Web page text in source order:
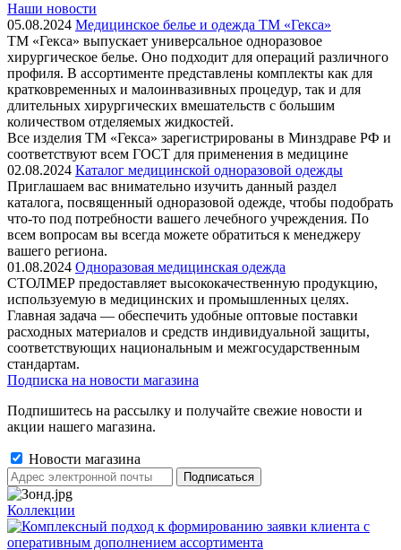
Наши новости
05.08.2024 Медицинское белье и одежда ТМ «Гекса»
ТМ «Гекса» выпускает универсальное одноразовое
хирургическое белье. Оно подходит для операций различного
профиля. В ассортименте представлены комплекты как для
кратковременных и малоинвазивных процедур, так и для
длительных хирургических вмешательств с большим
количеством отделяемых жидкостей.
Все изделия ТМ «Гекса» зарегистрированы в Минздраве РФ и
соответствуют всем ГОСТ для применения в медицине
02.08.2024 Каталог медицинской одноразовой одежды
Приглашаем вас внимательно изучить данный раздел
каталога, посвященный одноразовой одежде, чтобы подобрать
что-то под потребности вашего лечебного учреждения. По
всем вопросам вы всегда можете обратиться к менеджеру
вашего региона.
01.08.2024 Одноразовая медицинская одежда
СТОЛМЕР предоставляет высококачественную продукцию,
используемую в медицинских и промышленных целях.
Главная задача — обеспечить удобные оптовые поставки
расходных материалов и средств индивидуальной защиты,
соответствующих национальным и межгосударственным
стандартам.
Подписка на новости магазина
Подпишитесь на рассылку и получайте свежие новости и
акции нашего магазина.
Новости магазина
Коллекции